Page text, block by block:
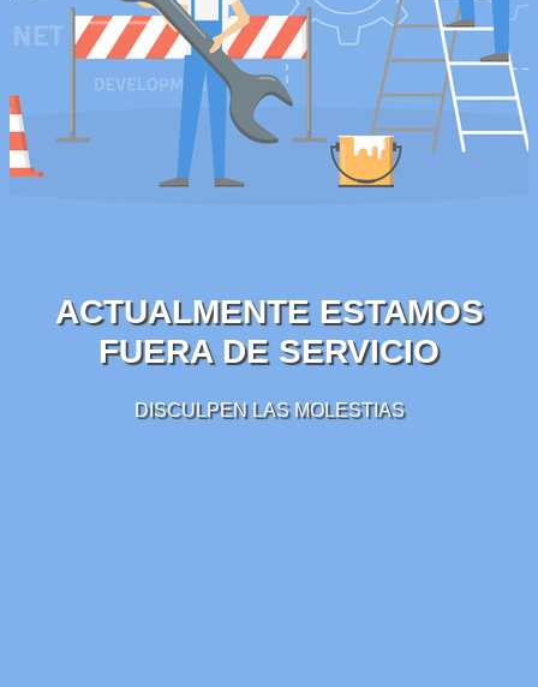
ACTUALMENTE ESTAMOS
FUERA DE SERVICIO
DISCULPEN LAS MOLESTIAS